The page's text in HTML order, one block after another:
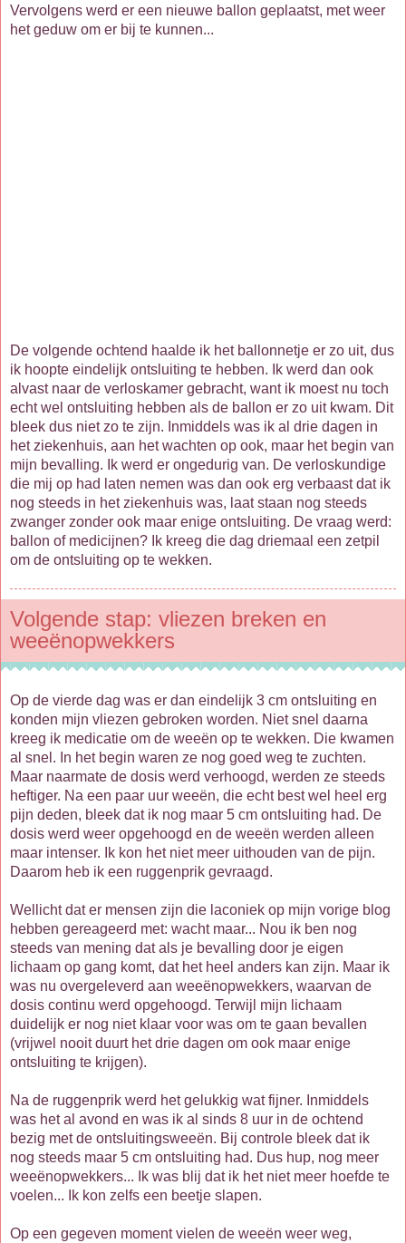
Vervolgens werd er een nieuwe ballon geplaatst, met weer
het geduw om er bij te kunnen...
De volgende ochtend haalde ik het ballonnetje er zo uit, dus
ik hoopte eindelijk ontsluiting te hebben. Ik werd dan ook
alvast naar de verloskamer gebracht, want ik moest nu toch
echt wel ontsluiting hebben als de ballon er zo uit kwam. Dit
bleek dus niet zo te zijn. Inmiddels was ik al drie dagen in
het ziekenhuis, aan het wachten op ook, maar het begin van
mijn bevalling. Ik werd er ongedurig van. De verloskundige
die mij op had laten nemen was dan ook erg verbaast dat ik
nog steeds in het ziekenhuis was, laat staan nog steeds
zwanger zonder ook maar enige ontsluiting. De vraag werd:
ballon of medicijnen? Ik kreeg die dag driemaal een zetpil
om de ontsluiting op te wekken.
Volgende stap: vliezen breken en
weeënopwekkers
Op de vierde dag was er dan eindelijk 3 cm ontsluiting en
konden mijn vliezen gebroken worden. Niet snel daarna
kreeg ik medicatie om de weeën op te wekken. Die kwamen
al snel. In het begin waren ze nog goed weg te zuchten.
Maar naarmate de dosis werd verhoogd, werden ze steeds
heftiger. Na een paar uur weeën, die echt best wel heel erg
pijn deden, bleek dat ik nog maar 5 cm ontsluiting had. De
dosis werd weer opgehoogd en de weeën werden alleen
maar intenser. Ik kon het niet meer uithouden van de pijn.
Daarom heb ik een ruggenprik gevraagd.
Wellicht dat er mensen zijn die laconiek op mijn vorige blog
hebben gereageerd met: wacht maar... Nou ik ben nog
steeds van mening dat als je bevalling door je eigen
lichaam op gang komt, dat het heel anders kan zijn. Maar ik
was nu overgeleverd aan weeënopwekkers, waarvan de
dosis continu werd opgehoogd. Terwijl mijn lichaam
duidelijk er nog niet klaar voor was om te gaan bevallen
(vrijwel nooit duurt het drie dagen om ook maar enige
ontsluiting te krijgen).
Na de ruggenprik werd het gelukkig wat fijner. Inmiddels
was het al avond en was ik al sinds 8 uur in de ochtend
bezig met de ontsluitingsweeën. Bij controle bleek dat ik
nog steeds maar 5 cm ontsluiting had. Dus hup, nog meer
weeënopwekkers... Ik was blij dat ik het niet meer hoefde te
voelen... Ik kon zelfs een beetje slapen.
Op een gegeven moment vielen de weeën weer weg,